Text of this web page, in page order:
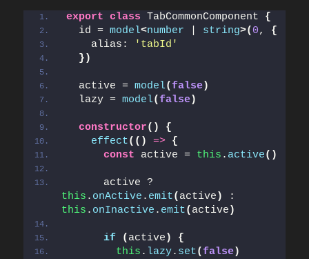
export class TabCommonComponent {
  id =
model<number string>( 0, {
    alias:
'tabId'
} )
  active =
model(false)
  lazy =
model(false)
constructor( )
{
effect( ( ) => {
const active = this . active( )
this . onActive . emit( active )
this . onInactive . emit( active )
if ( active )
{
this . lazy. set(false)